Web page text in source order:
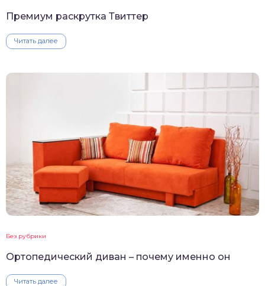
Премиум раскрутка Твиттер
Читать далее
Без рубрики
Ортопедический диван – почему именно он
Читать далее